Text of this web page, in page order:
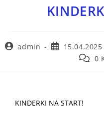
admin 15.04.2025
0
KINDERKI NA START!